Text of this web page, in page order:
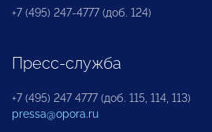
+7 (495) 247-4777 (доб. 124)
Пресс-служба
+7 (495) 247 4777 (доб. 115, 114, 113)
pressa@opora.ru